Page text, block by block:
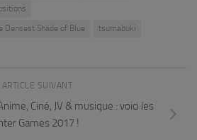
Densest Shade of Blue
tsumabuki
ARTICLE SUIVANT
Ciné, JV & musique : voici les
Games 2017 !